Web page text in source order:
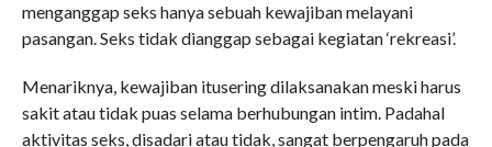
menganggap seks hanya sebuah kewajiban melayani
pasangan. Seks tidak dianggap sebagai kegiatan ‘rekreasi’.
Menariknya, kewajiban itusering dilaksanakan meski harus
sakit atau tidak puas selama berhubungan intim. Padahal
aktivitas seks, disadari atau tidak, sangat berpengaruh pada